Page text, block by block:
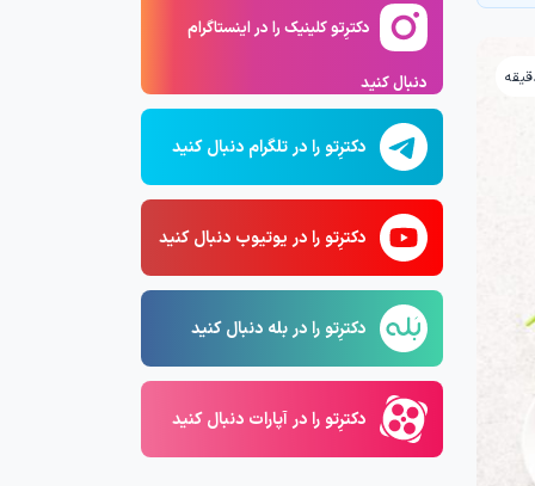
دکترِتو کلینیک را در اینستاگرام
دنبال کنید
دکترِتو را در تلگرام دنبال کنید
دکترِتو را در یوتیوب دنبال کنید
دکترِتو را در بله دنبال کنید
دکترِتو را در آپارات دنبال کنید